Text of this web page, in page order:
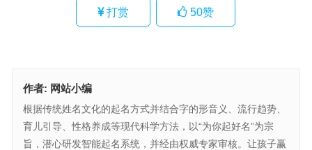
打赏 50赞
作者: 网站小编
根据传统姓名文化的起名方式并结合字的形音义、流行趋势、
育儿引导、性格养成等现代科学方法，以“为你起好名”为宗
旨，潜心研发智能起名系统，并经由权威专家审核。让孩子赢